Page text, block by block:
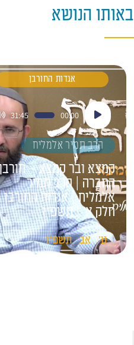
באותו הנושא
אגדות החורבן
נגן
אודיו
00:00
31:45
הרב תמיר אלמליח
קמצא ובר קמצא –
החברה | הרב תמיר
אלמליח | אגדות
חלק א' | תשפ"ו
ט' אב תשפ"ו